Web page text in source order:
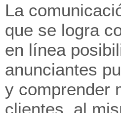
La
que se logra
en línea
anunciantes
y comprender
clientes, al